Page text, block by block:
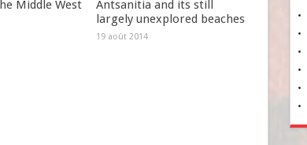
Middle West
Antsanitia and its still
largely unexplored beaches
19 août 2014